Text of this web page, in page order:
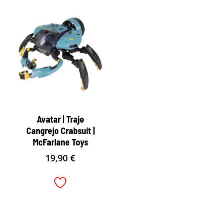
Avatar | Traje
Cangrejo Crabsuit |
McFarlane Toys
19,90€